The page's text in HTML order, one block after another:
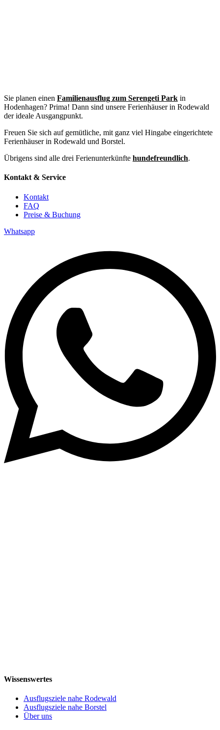
Sie planen einen Familienausflug zum Serengeti Park in
Hodenhagen? Prima! Dann sind unsere Ferienhäuser in Rodewald
der ideale Ausgangpunkt.
Freuen Sie sich auf gemütliche, mit ganz viel Hingabe eingerichtete
Ferienhäuser in Rodewald und Borstel.
Übrigens sind alle drei Ferienunterkünfte hundefreundlich.
Kontakt & Service
Kontakt
FAQ
Preise & Buchung
Whatsapp
Wissenswertes
Ausflugsziele nahe Rodewald
Ausflugsziele nahe Borstel
Über uns